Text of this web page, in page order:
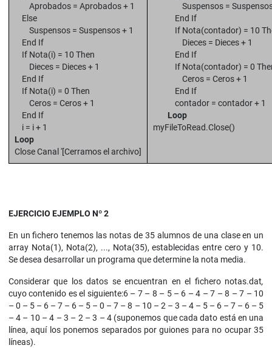
Aprobados = Aprobados + 1
Else
Suspensos = Suspensos + 1
End If
If Nota(i) = 10 Then
Dieces = Dieces + 1
End If
If Nota(i) = 0 Then
Ceros = Ceros + 1
End If
i = i + 1
Loop
Close Canal '[Cerramos el archivo]
Suspensos = Suspensos
End If
If Nota(contador) = 10
Dieces = Dieces + 1
End If
If Nota(contador) = 0
Ceros = Ceros + 1
End If
contador = contador + 1
Loop
myFileToRead.Close()
EJERCICIO EJEMPLO Nº 2
En un fichero tenemos las notas de 35 alumnos de una clase en un
array Nota(1), Nota(2), ..., Nota(35), establecidas entre cero y 10.
Se desea desarrollar un programa que determine la nota media.
Considerar que los datos se encuentran en el fichero notas.dat,
cuyo contenido es el siguiente:6 – 7 – 8 – 5 – 6 – 4 – 7 – 8 – 7 – 10
– 0 – 5 – 6 – 7 – 6 – 5 – 0 – 7 – 8 – 10 – 2 – 3 – 4 – 5 – 6 – 7 – 6 – 5
– 4 – 10 – 4 – 3 – 2 – 3 – 4 (suponemos que cada dato está en una
línea, aquí los ponemos separados por guiones para no ocupar 35
líneas).